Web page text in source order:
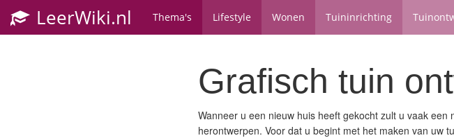
LeerWiki.nl Thema's Lifestyle Wonen Tuininrichting
Grafisch tuin
Wanneer u een nieuw huis heeft gekocht zult u vaak
herontwerpen. Voor dat u begint met het maken van uw